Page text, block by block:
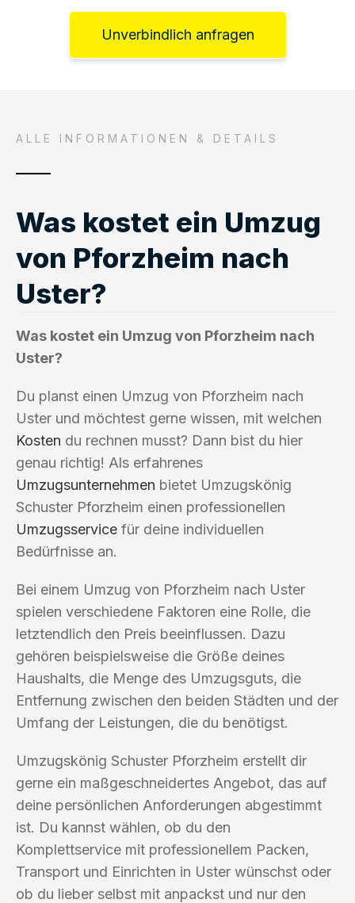
Unverbindlich anfragen
ALLE INFORMATIONEN & DETAILS
Was kostet ein Umzug
von Pforzheim nach
Uster?
Was kostet ein Umzug von Pforzheim nach
Uster?
Du planst einen Umzug von Pforzheim nach
Uster und möchtest gerne wissen, mit welchen
Kosten du rechnen musst? Dann bist du hier
genau richtig! Als erfahrenes
Umzugsunternehmen bietet Umzugskönig
Schuster Pforzheim einen professionellen
Umzugsservice für deine individuellen
Bedürfnisse an.
Bei einem Umzug von Pforzheim nach Uster
spielen verschiedene Faktoren eine Rolle, die
letztendlich den Preis beeinflussen. Dazu
gehören beispielsweise die Größe deines
Haushalts, die Menge des Umzugsguts, die
Entfernung zwischen den beiden Städten und der
Umfang der Leistungen, die du benötigst.
Umzugskönig Schuster Pforzheim erstellt dir
gerne ein maßgeschneidertes Angebot, das auf
deine persönlichen Anforderungen abgestimmt
ist. Du kannst wählen, ob du den
Komplettservice mit professionellem Packen,
Transport und Einrichten in Uster wünschst oder
ob du lieber selbst mit anpackst und nur den